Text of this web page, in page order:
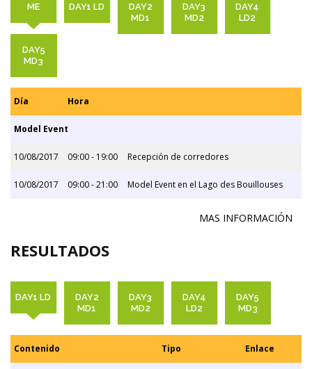
ME DAY1 LD
DAY2
MD1
DAY3
MD2
DAY4
LD2
DAY5
MD3
Día Hora
Model Event
10/08/2017 09:00 - 19:00 Recepción de corredores
10/08/2017 09:00 - 21:00 Model Event en el Lago des Bouillouses
MAS INFORMACIÓN
RESULTADOS
DAY1 LD
DAY2
MD1
DAY3
MD2
DAY4
LD2
DAY5
MD3
Contenido Tipo Enlace